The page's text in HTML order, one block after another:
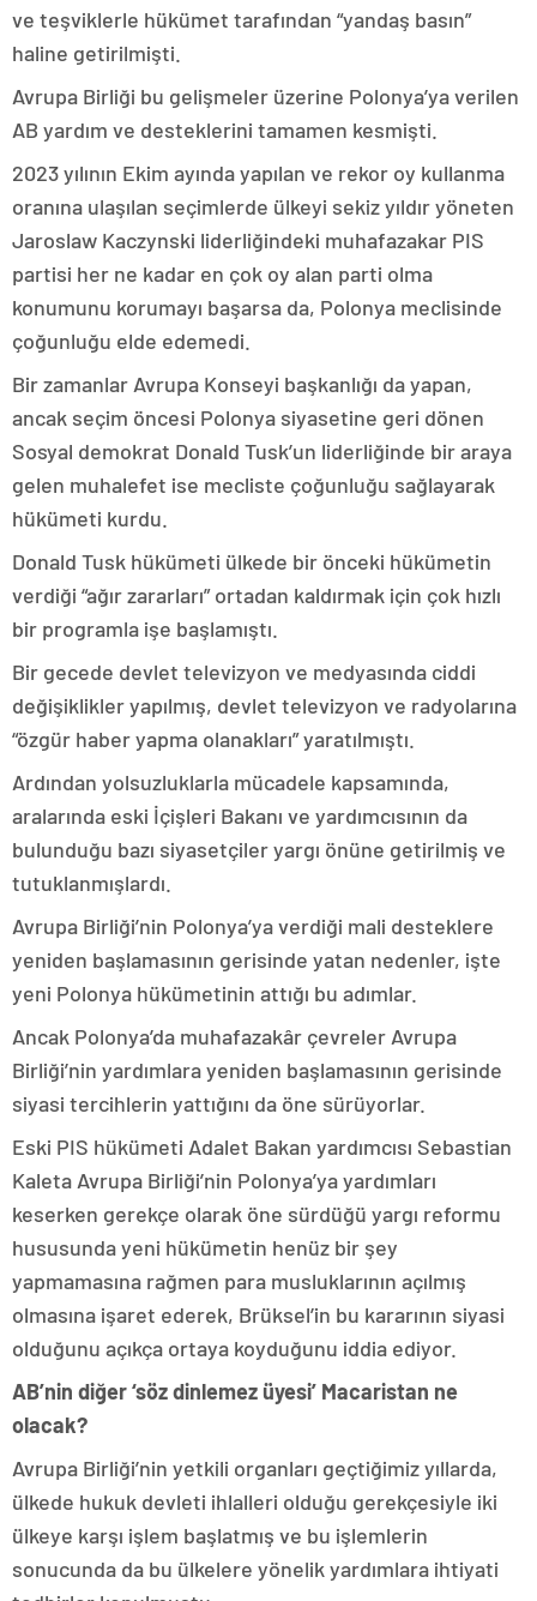
ve teşviklerle hükümet tarafından “yandaş basın”
haline getirilmişti.
Avrupa Birliği bu gelişmeler üzerine Polonya’ya verilen
AB yardım ve desteklerini tamamen kesmişti.
2023 yılının Ekim ayında yapılan ve rekor oy kullanma
oranına ulaşılan seçimlerde ülkeyi sekiz yıldır yöneten
Jaroslaw Kaczynski liderliğindeki muhafazakar PIS
partisi her ne kadar en çok oy alan parti olma
konumunu korumayı başarsa da, Polonya meclisinde
çoğunluğu elde edemedi.
Bir zamanlar Avrupa Konseyi başkanlığı da yapan,
ancak seçim öncesi Polonya siyasetine geri dönen
Sosyal demokrat Donald Tusk’un liderliğinde bir araya
gelen muhalefet ise mecliste çoğunluğu sağlayarak
hükümeti kurdu.
Donald Tusk hükümeti ülkede bir önceki hükümetin
verdiği “ağır zararları” ortadan kaldırmak için çok hızlı
bir programla işe başlamıştı.
Bir gecede devlet televizyon ve medyasında ciddi
değişiklikler yapılmış, devlet televizyon ve radyolarına
“özgür haber yapma olanakları” yaratılmıştı.
Ardından yolsuzluklarla mücadele kapsamında,
aralarında eski İçişleri Bakanı ve yardımcısının da
bulunduğu bazı siyasetçiler yargı önüne getirilmiş ve
tutuklanmışlardı.
Avrupa Birliği’nin Polonya’ya verdiği mali desteklere
yeniden başlamasının gerisinde yatan nedenler, işte
yeni Polonya hükümetinin attığı bu adımlar.
Ancak Polonya’da muhafazakâr çevreler Avrupa
Birliği’nin yardımlara yeniden başlamasının gerisinde
siyasi tercihlerin yattığını da öne sürüyorlar.
Eski PIS hükümeti Adalet Bakan yardımcısı Sebastian
Kaleta Avrupa Birliği’nin Polonya’ya yardımları
keserken gerekçe olarak öne sürdüğü yargı reformu
hususunda yeni hükümetin henüz bir şey
yapmamasına rağmen para musluklarının açılmış
olmasına işaret ederek, Brüksel’in bu kararının siyasi
olduğunu açıkça ortaya koyduğunu iddia ediyor.
AB’nin diğer ‘söz dinlemez üyesi’ Macaristan ne
olacak?
Avrupa Birliği’nin yetkili organları geçtiğimiz yıllarda,
ülkede hukuk devleti ihlalleri olduğu gerekçesiyle iki
ülkeye karşı işlem başlatmış ve bu işlemlerin
sonucunda da bu ülkelere yönelik yardımlara ihtiyati